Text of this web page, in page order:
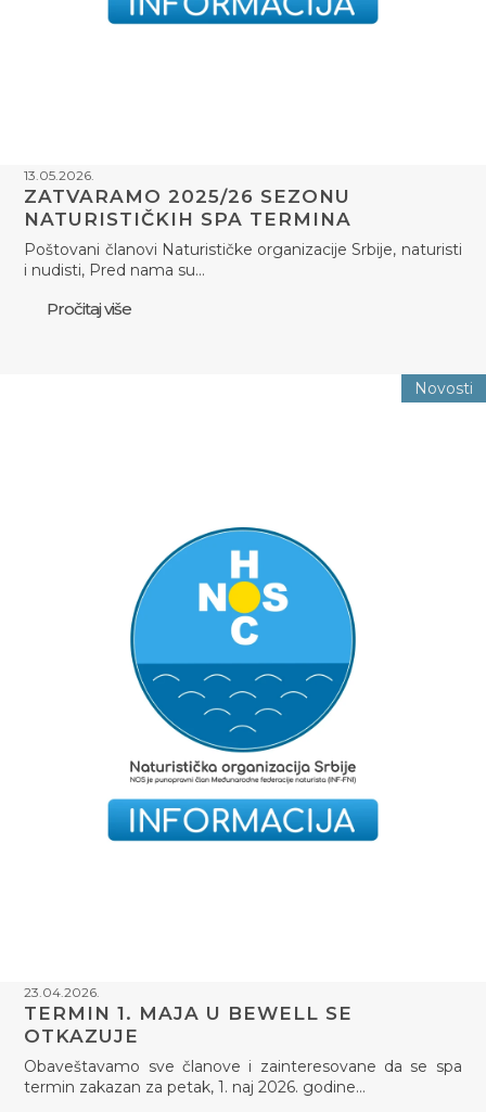
13.05.2026.
ZATVARAMO 2025/26 SEZONU
NATURISTIČKIH SPA TERMINA
Poštovani članovi Naturističke organizacije Srbije, naturisti
i nudisti, Pred nama su…
Pročitaj više
Novosti
23.04.2026.
TERMIN 1. MAJA U BEWELL SE
OTKAZUJE
Obaveštavamo sve članove i zainteresovane da se spa
termin zakazan za petak, 1. naj 2026. godine…